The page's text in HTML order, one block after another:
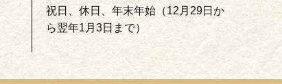
祝日、休日、年末年始（12月29日か
ら翌年1月3日まで）